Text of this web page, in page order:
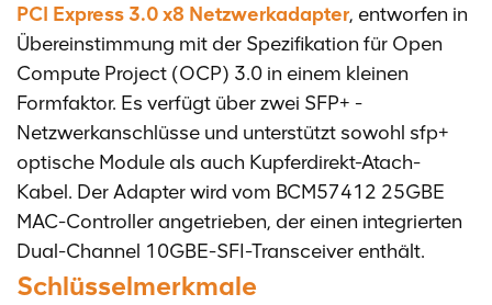
PCI Express 3.0 x8 Netzwerkadapter, entworfen in
Übereinstimmung mit der Spezifikation für Open
Compute Project (OCP) 3.0 in einem kleinen
Formfaktor. Es verfügt über zwei SFP+ -
Netzwerkanschlüsse und unterstützt sowohl sfp+
optische Module als auch Kupferdirekt-Atach-
Kabel. Der Adapter wird vom BCM57412 25GBE
MAC-Controller angetrieben, der einen integrierten
Dual-Channel 10GBE-SFI-Transceiver enthält.
Schlüsselmerkmale